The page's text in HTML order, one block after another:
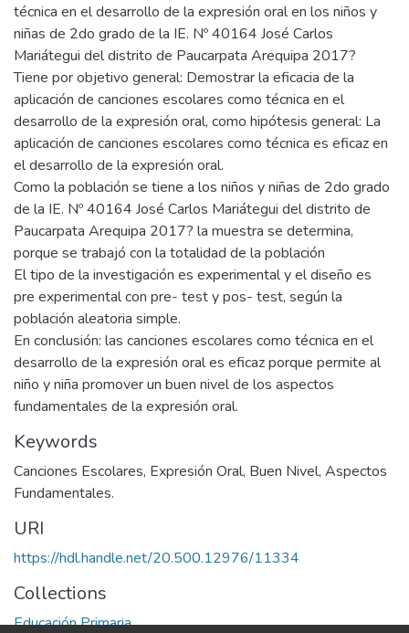
técnica en el desarrollo de la expresión oral en los niños y
niñas de 2do grado de la IE. Nº 40164 José Carlos
Mariátegui del distrito de Paucarpata Arequipa 2017?
Tiene por objetivo general: Demostrar la eficacia de la
aplicación de canciones escolares como técnica en el
desarrollo de la expresión oral, como hipótesis general: La
aplicación de canciones escolares como técnica es eficaz en
el desarrollo de la expresión oral.
Como la población se tiene a los niños y niñas de 2do grado
de la IE. Nº 40164 José Carlos Mariátegui del distrito de
Paucarpata Arequipa 2017? la muestra se determina,
porque se trabajó con la totalidad de la población
El tipo de la investigación es experimental y el diseño es
pre experimental con pre- test y pos- test, según la
población aleatoria simple.
En conclusión: las canciones escolares como técnica en el
desarrollo de la expresión oral es eficaz porque permite al
niño y niña promover un buen nivel de los aspectos
fundamentales de la expresión oral.
Keywords
Canciones Escolares, Expresión Oral, Buen Nivel, Aspectos
Fundamentales.
URI
https://hdl.handle.net/20.500.12976/11334
Collections
Educación Primaria